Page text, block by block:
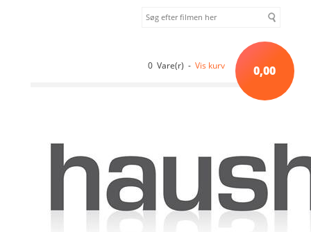
0 Vare(r) - Vis kurv 0,00
Dokumentar
Antarctica - Life on the Limit [4K ULTRA HD
IMPORT - UDEN DK TEKST]